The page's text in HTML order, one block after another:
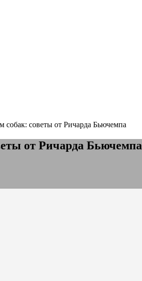
собак: советы от Ричарда Бьючемпа
от Ричарда Бьючемпа